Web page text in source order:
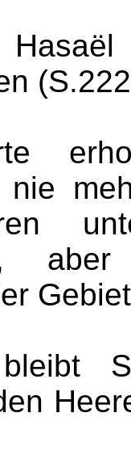
nie